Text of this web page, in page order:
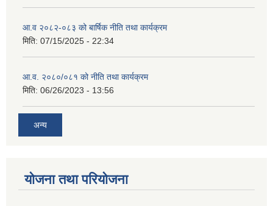
आ.व २०८२-०८३ को बार्षिक नीति तथा कार्यक्रम
मिति: 07/15/2025 - 22:34
आ.व. २०८०/०८१ को नीति तथा कार्यक्रम
मिति: 06/26/2023 - 13:56
अन्य
योजना तथा परियोजना